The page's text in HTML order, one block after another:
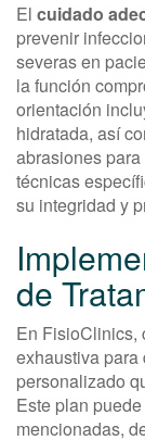
El cuidado
prevenir
severas en
la función
orientación
hidratada, así
abrasiones
técnicas
su integridad y
de
En FisioClinics,
exhaustiva para
personalizado
Este plan
mencionadas,